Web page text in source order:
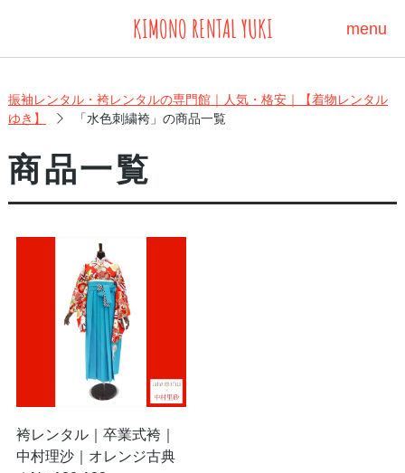
KIMONO RENTAL YUKI menu
振袖レンタル・袴レンタルの専門館｜人気・格安｜【着物レンタル
ゆき】
「水色刺繍袴」の商品一覧
商品一覧
袴レンタル｜卒業式袴｜
中村理沙｜オレンジ古典